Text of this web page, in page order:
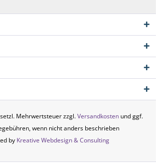
Mehrwertsteuer zzgl.Versandkosten und ggf.
wenn nicht anders beschrieben
by Kreative Webdesign & Consulting